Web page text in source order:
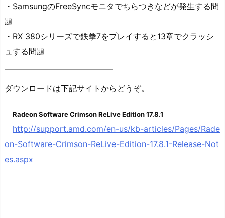
・SamsungのFreeSyncモニタでちらつきなどが発生する問
題
・RX 380シリーズで鉄拳7をプレイすると13章でクラッシ
ュする問題
ダウンロードは下記サイトからどうぞ。
Radeon Software Crimson ReLive Edition 17.8.1
http://support.amd.com/en-us/kb-articles/Pages/Rade
on-Software-Crimson-ReLive-Edition-17.8.1-Release-Not
es.aspx